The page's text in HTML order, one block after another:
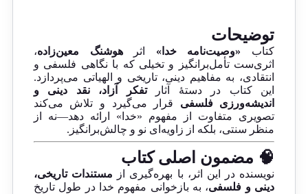
توضیحات
کتاب «وصیت‌نامه خدا» اثرهوشنگ معین‌زاده،
اثری‌ست تأمل‌برانگیز و تخیلی که با نگاهی فلسفی و
انتقادی، به مفاهیم دینی، تاریخی و الهیاتی می‌پردازد.
این کتاب در دستهٔ آثارتفکر آزاد، نقد دینی و
اندیشه‌ورزی فلسفی قرار می‌گیرد و تلاش می‌کند
تصویری متفاوت از مفهوم «خدا» ارائه دهد—نه از
منظر سنتی، بلکه از زاویه‌ای نو و چالش‌برانگیز.
🧠 مضمون اصلی کتاب
نویسنده در این اثر، با بهره‌گیری از مستندات تاریخی،
دینی و فلسفی، به بازخوانی مفهوم خدا در طول تاریخ